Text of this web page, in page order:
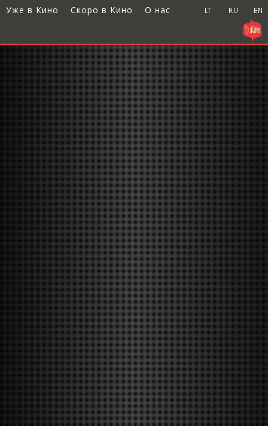
Уже в Кино Скоро в Кино О нас